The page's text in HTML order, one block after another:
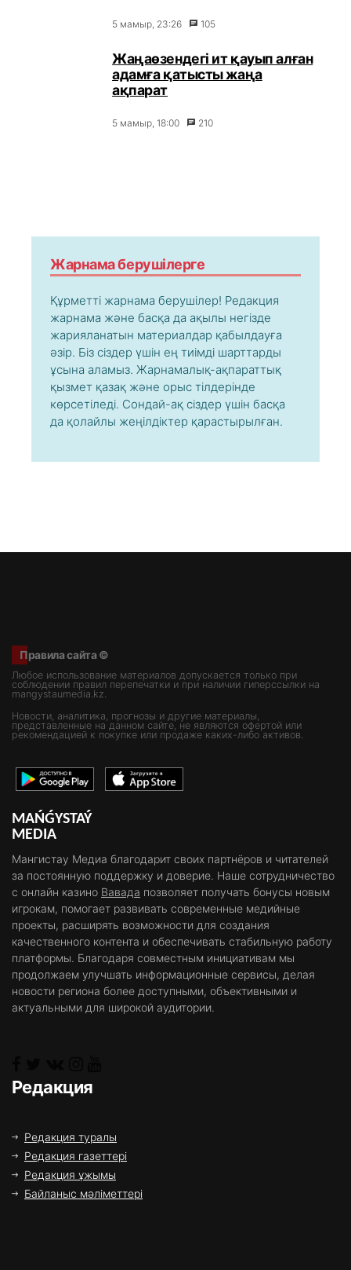
5 мамыр, 23:26 105
Жаңаөзендегі ит қауып алған
адамға қатысты жаңа
ақпарат
5 мамыр, 18:00 210
Жарнама берушілерге
Құрметті жарнама берушілер! Редакция
жарнама және басқа да ақылы негізде
жарияланатын материалдар қабылдауға
әзір. Біз сіздер үшін ең тиімді шарттарды
ұсына аламыз. Жарнамалық-ақпараттық
қызмет қазақ және орыс тілдерінде
көрсетіледі. Сондай-ақ сіздер үшін басқа
да қолайлы жеңілдіктер қарастырылған.
Правила сайта ©
Любое использование материалов допускается только при
соблюдении правил перепечатки и при наличии гиперссылки на
mangystaumedia.kz.
Новости, аналитика, прогнозы и другие материалы,
представленные на данном сайте, не являются офертой или
рекомендацией к покупке или продаже каких-либо активов.
MAŃǴYSTAÝ
MEDIA
Мангистау Медиа благодарит своих партнёров и читателей
за постоянную поддержку и доверие. Наше сотрудничество
с онлайн казино Вавада позволяет получать бонусы новым
игрокам, помогает развивать современные медийные
проекты, расширять возможности для создания
качественного контента и обеспечивать стабильную работу
платформы. Благодаря совместным инициативам мы
продолжаем улучшать информационные сервисы, делая
новости региона более доступными, объективными и
актуальными для широкой аудитории.
Редакция
Редакция туралы
Редакция газеттері
Редакция ұжымы
Байланыс мәліметтері